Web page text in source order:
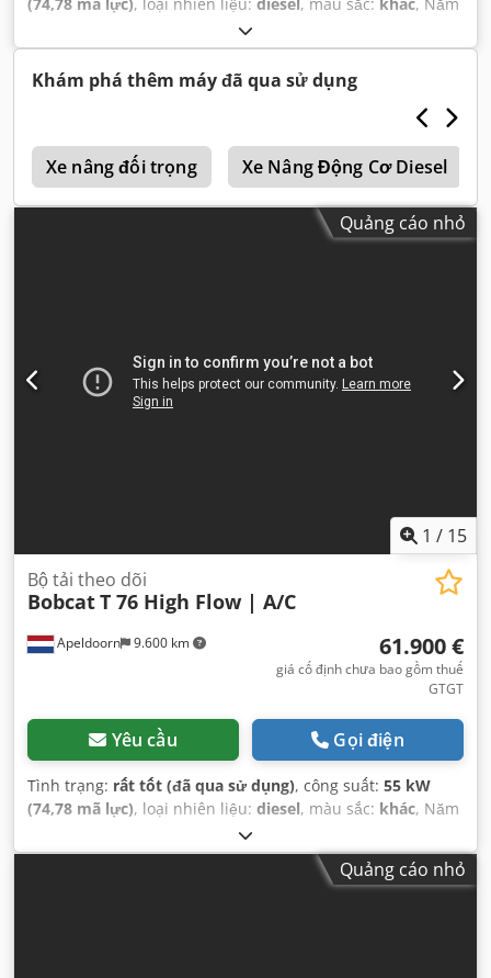
, giờ hoạt động:
không khí,
Khám phá thêm máy đã qua sử dụng
Xe nâng đối trọng Xe Nâng Động Cơ Diesel
Quảng cáo nhỏ
1 / 15
Apeldoorn 9.600 km
Bộ tải theo dõi
BobcatT 76 High Flow | A/C
61.900 €
giá cố định chưa bao gồm thuế
GTGT
Yêu cầu Gọi điện
Tình trạng: rất tốt (đã qua sử dụng), công suất: 55 kW
(74,78 mã lực), loại nhiên liệu: diesel, màu sắc: khác, Năm
, giờ hoạt động:
không khí,
Quảng cáo nhỏ